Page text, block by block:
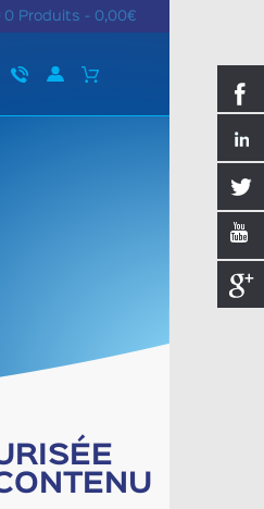
0 Produits - 0,00€